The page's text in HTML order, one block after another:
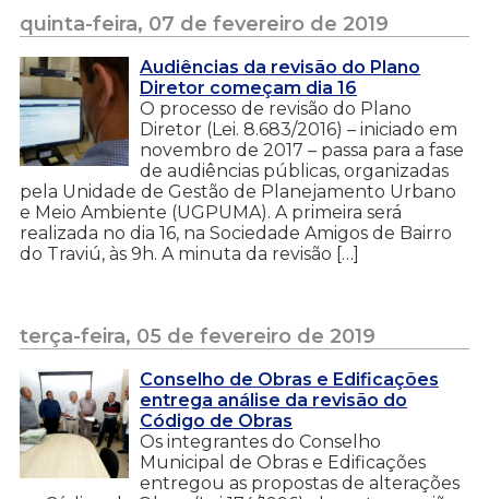
quinta-feira, 07 de fevereiro de 2019
Audiências da revisão do Plano
Diretor começam dia 16
O processo de revisão do Plano
Diretor (Lei. 8.683/2016) – iniciado em
novembro de 2017 – passa para a fase
de audiências públicas, organizadas
pela Unidade de Gestão de Planejamento Urbano
e Meio Ambiente (UGPUMA). A primeira será
realizada no dia 16, na Sociedade Amigos de Bairro
do Traviú, às 9h. A minuta da revisão […]
terça-feira, 05 de fevereiro de 2019
Conselho de Obras e Edificações
entrega análise da revisão do
Código de Obras
Os integrantes do Conselho
Municipal de Obras e Edificações
entregou as propostas de alterações